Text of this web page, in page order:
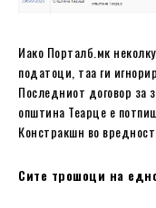
Иако Порталб.мк
податоци, таа ги
Последниот договор за
oпштина Теарце е
Констракшн во
Сите трошоци на